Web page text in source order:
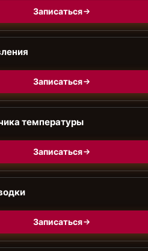
Записаться
Записаться
температуры
Записаться
Записаться